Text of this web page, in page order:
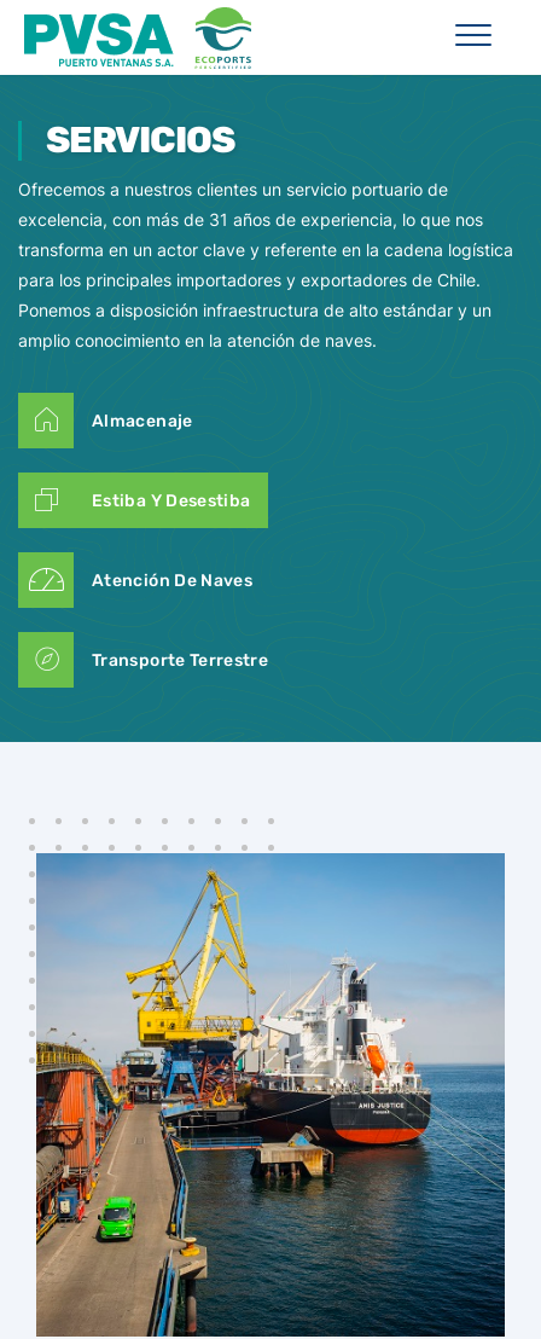
SERVICIOS
Ofrecemos a nuestros clientes un servicio portuario de
excelencia, con más de 31 años de experiencia, lo que nos
transforma en un actor clave y referente en la cadena logística
para los principales importadores y exportadores de Chile.
Ponemos a disposición infraestructura de alto estándar y un
amplio conocimiento en la atención de naves.
Almacenaje
Estiba Y Desestiba
Atención De Naves
Transporte Terrestre